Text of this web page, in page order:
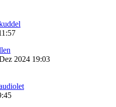
2024 19:03